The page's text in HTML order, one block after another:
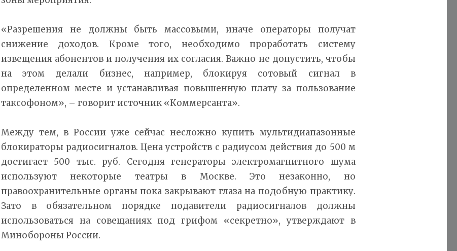
«Разрешения не должны быть массовыми, иначе операторы получат
снижение доходов. Кроме того, необходимо проработать систему
извещения абонентов и получения их согласия. Важно не допустить, чтобы
на этом делали бизнес, например, блокируя сотовый сигнал в
определенном месте и устанавливая повышенную плату за пользование
таксофоном», – говорит источник «Коммерсанта».
Между тем, в России уже сейчас несложно купить мультидиапазонные
блокираторы радиосигналов. Цена устройств с радиусом действия до 500 м
достигает 500 тыс. руб. Сегодня генераторы электромагнитного шума
используют некоторые театры в Москве. Это незаконно, но
правоохранительные органы пока закрывают глаза на подобную практику.
Зато в обязательном порядке подавители радиосигналов должны
использоваться на совещаниях под грифом «секретно», утверждают в
Минобороны России.